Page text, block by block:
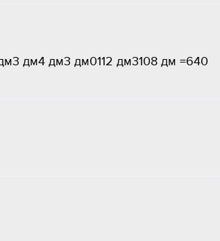
дм4 дм3 дм0112 дм3108 дм =640